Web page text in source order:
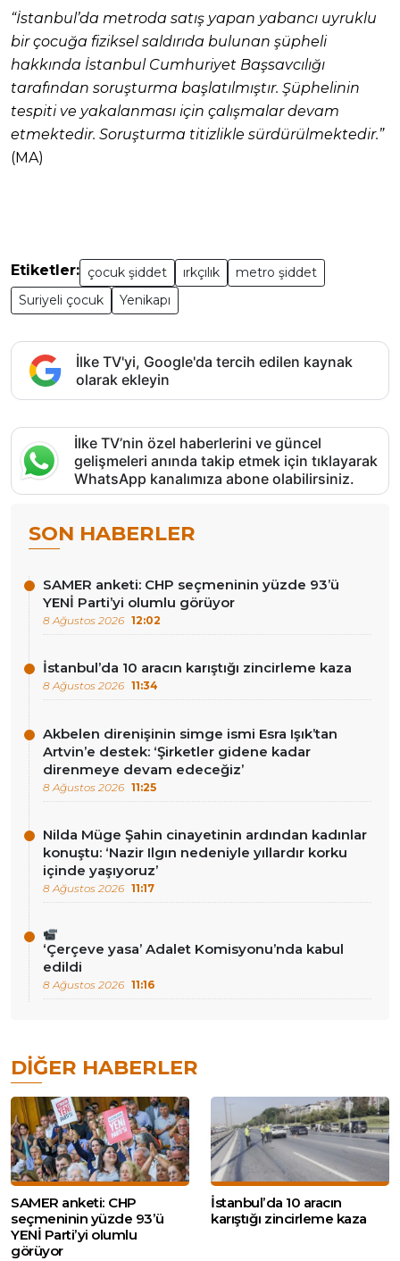
“İstanbul’da metroda satış yapan yabancı uyruklu
bir çocuğa fiziksel saldırıda bulunan şüpheli
hakkında İstanbul Cumhuriyet Başsavcılığı
tarafından soruşturma başlatılmıştır. Şüphelinin
tespiti ve yakalanması için çalışmalar devam
etmektedir. Soruşturma titizlikle sürdürülmektedir.”
(MA)
Etiketler: çocuk şiddet ırkçılık
metro şiddet
Suriyeli çocuk
Yenikapı
İlke TV'yi, Google'da tercih edilen kaynak
olarak ekleyin
İlke TV’nin özel haberlerini ve güncel
gelişmeleri anında takip etmek için tıklayarak
WhatsApp kanalımıza abone olabilirsiniz.
SON HABERLER
SAMER anketi: CHP seçmeninin yüzde 93’ü
YENİ Parti’yi olumlu görüyor
8 Ağustos 2026 12:02
İstanbul’da 10 aracın karıştığı zincirleme kaza
8 Ağustos 2026 11:34
Akbelen direnişinin simge ismi Esra Işık’tan
Artvin’e destek: ‘Şirketler gidene kadar
direnmeye devam edeceğiz’
8 Ağustos 2026 11:25
Nilda Müge Şahin cinayetinin ardından kadınlar
konuştu: ‘Nazir Ilgın nedeniyle yıllardır korku
içinde yaşıyoruz’
8 Ağustos 2026 11:17
‘Çerçeve yasa’ Adalet Komisyonu’nda kabul
edildi
8 Ağustos 2026 11:16
DIĞER HABERLER
SAMER anketi: CHP
seçmeninin yüzde 93’ü
YENİ Parti’yi olumlu
görüyor
İstanbul’da 10 aracın
karıştığı zincirleme kaza